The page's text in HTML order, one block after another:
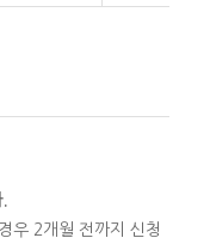
우 2개월 전까지 신청